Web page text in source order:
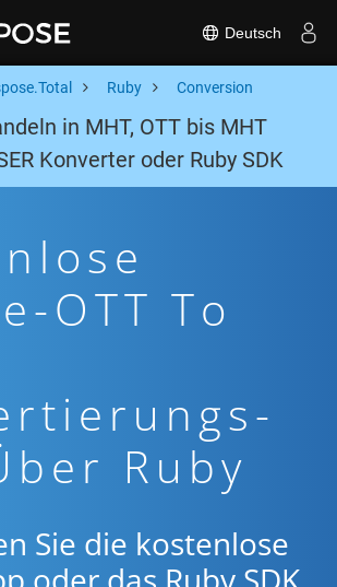
Deutsch
Ruby Conversion
in MHT, OTT bis MHT
Konverter oder Ruby SDK
OTT To
Ruby
Sie die kostenlose